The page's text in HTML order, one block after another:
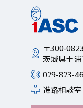
〒300-0823
茨城県土
029-823-
進路相談